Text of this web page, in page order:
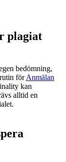
plagiat
bedömning,
förAnmälan
kan
alltid en